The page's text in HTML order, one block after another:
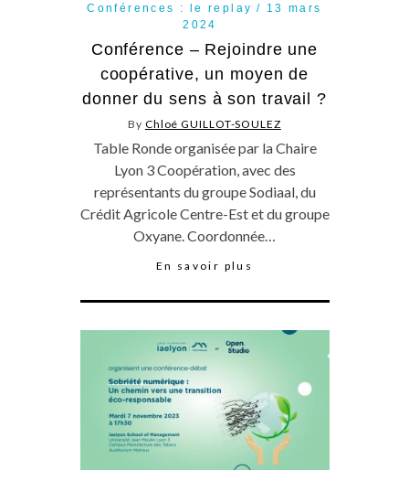
Conférences : le replay
13 mars
2024
Conférence – Rejoindre une
coopérative, un moyen de
donner du sens à son travail ?
By Chloé GUILLOT-SOULEZ
Table Ronde organisée par la Chaire
Lyon 3 Coopération, avec des
représentants du groupe Sodiaal, du
Crédit Agricole Centre-Est et du groupe
Oxyane. Coordonnée…
En savoir plus